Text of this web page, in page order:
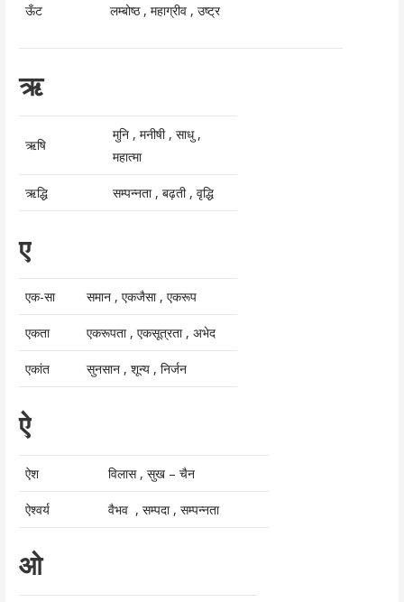
ऊँट लम्बोष्ठ , महाग्रीव , उष्ट्र
ऋ
ऋषि
मुनि , मनीषी , साधु ,
महात्मा
ऋद्धि सम्पन्नता , बढ़ती , वृद्धि
ए
एक-सा समान , एकजैसा , एकरूप
एकता एकरूपता , एकसूत्रता , अभेद
एकांत सुनसान , शून्य , निर्जन
ऐ
ऐश विलास , सुख – चैन
ऐश्वर्य वैभव , सम्पदा , सम्पन्नता
ओ